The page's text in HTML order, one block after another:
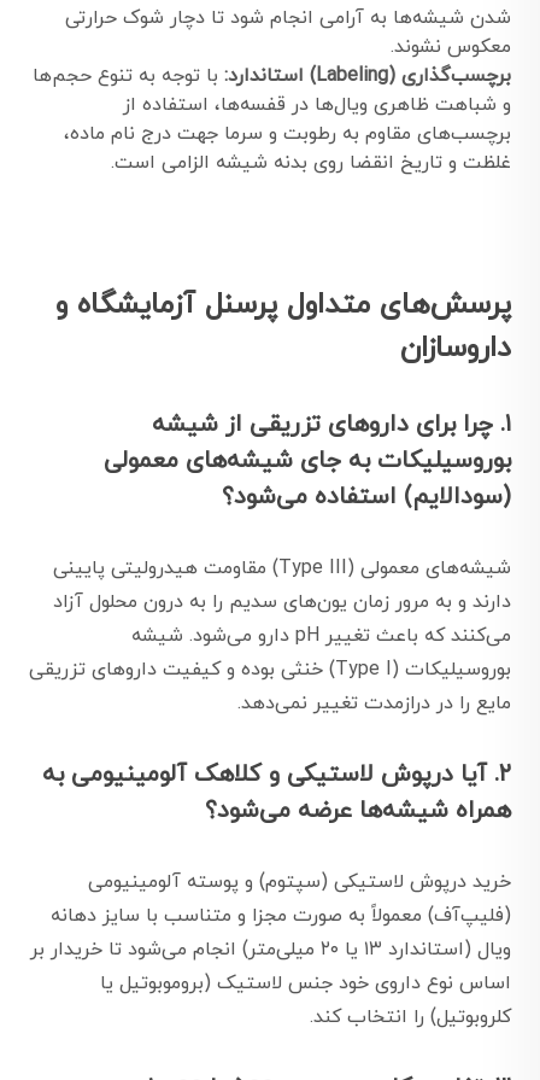
شدن شیشه‌ها به آرامی انجام شود تا دچار شوک حرارتی
معکوس نشوند.
برچسب‌گذاری (Labeling) استاندارد:
با توجه به تنوع حجم‌ها
و شباهت ظاهری ویال‌ها در قفسه‌ها، استفاده از
برچسب‌های مقاوم به رطوبت و سرما جهت درج نام ماده،
غلظت و تاریخ انقضا روی بدنه شیشه الزامی است.
پرسش‌های متداول پرسنل آزمایشگاه و
داروسازان
۱. چرا برای داروهای تزریقی از شیشه
بوروسیلیکات به جای شیشه‌های معمولی
(سودالایم) استفاده می‌شود؟
شیشه‌های معمولی (Type III) مقاومت هیدرولیتی پایینی
دارند و به مرور زمان یون‌های سدیم را به درون محلول آزاد
می‌کنند که باعث تغییر pH دارو می‌شود. شیشه
بوروسیلیکات (Type I) خنثی بوده و کیفیت داروهای تزریقی
مایع را در درازمدت تغییر نمی‌دهد.
۲. آیا درپوش لاستیکی و کلاهک آلومینیومی به
همراه شیشه‌ها عرضه می‌شود؟
خرید درپوش لاستیکی (سپتوم) و پوسته آلومینیومی
(فلیپ‌آف) معمولاً به صورت مجزا و متناسب با سایز دهانه
ویال (استاندارد ۱۳ یا ۲۰ میلی‌متر) انجام می‌شود تا خریدار بر
اساس نوع داروی خود جنس لاستیک (بروموبوتیل یا
کلروبوتیل) را انتخاب کند.